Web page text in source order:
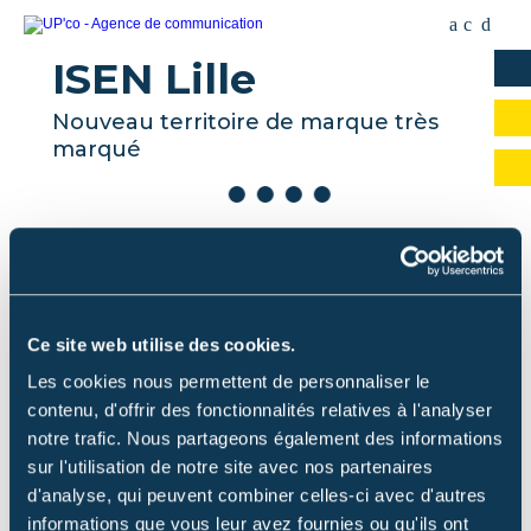
Ce site web utilise des cookies.
Les cookies nous permettent de personnaliser le
contenu, d'offrir des fonctionnalités relatives à l'analyser
notre trafic. Nous partageons également des informations
sur l'utilisation de notre site avec nos partenaires
d'analyse, qui peuvent combiner celles-ci avec d'autres
informations que vous leur avez fournies ou qu'ils ont
ISEN Lille
Nouveau territoire de marque très
marqué